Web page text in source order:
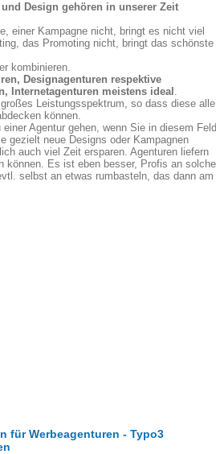
Design gehören in unserer Zeit
einer Kampagne nicht, bringt es nicht viel
das Promoting nicht, bringt das schönste
kombinieren.
Designagenturen respektive
Internetagenturen meistens ideal .
Leistungsspektrum, so dass diese alle
können.
Agentur gehen, wenn Sie in diesem Feld
gezielt neue Designs oder Kampagnen
auch viel Zeit ersparen. Agenturen liefern
können. Es ist eben besser, Profis an solche
selbst an etwas rumbasteln, das dann am
für Werbeagenturen - Typo3